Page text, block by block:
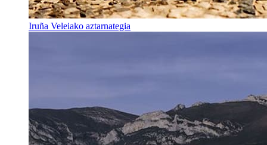
Iruña Veleiako aztarnategia